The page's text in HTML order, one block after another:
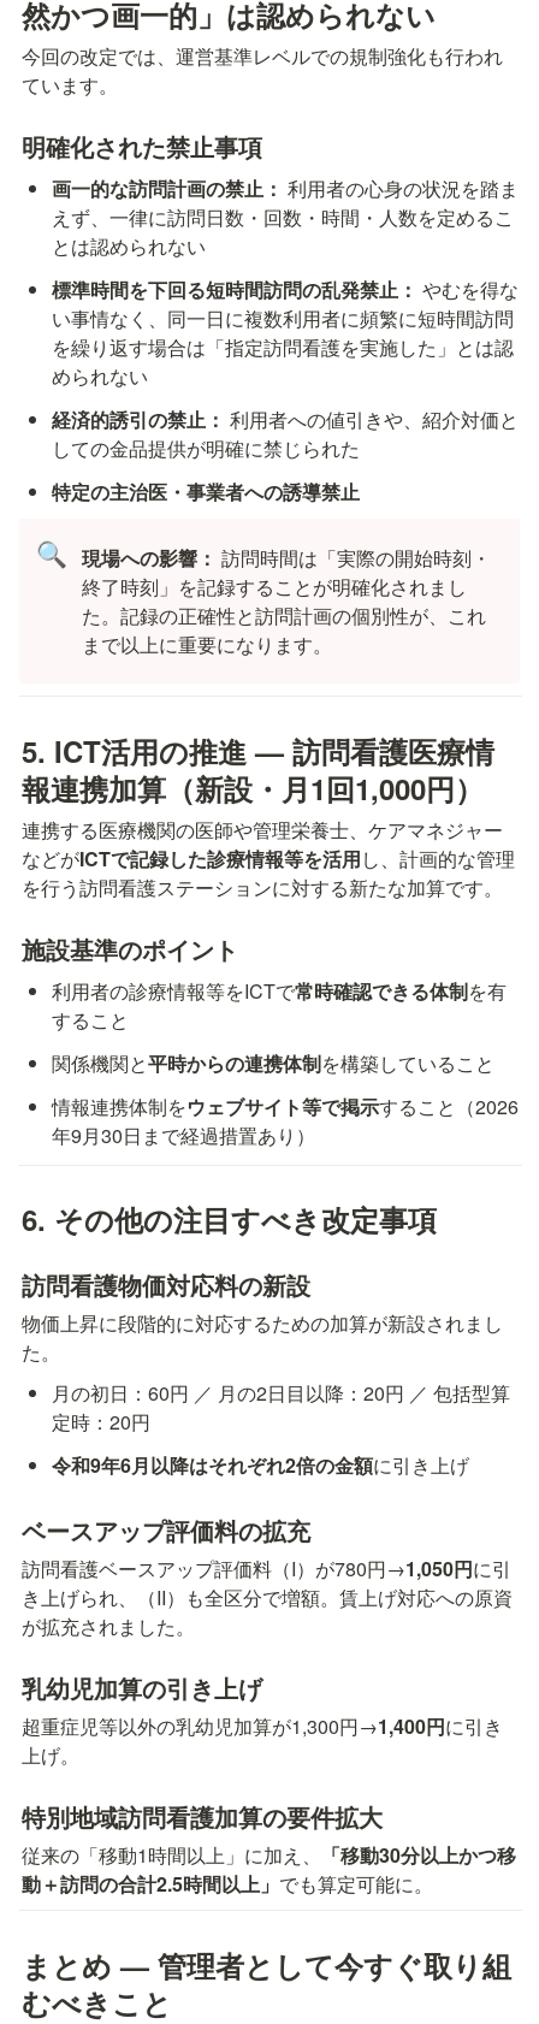
然かつ画一的」は認められない
今回の改定では、運営基準レベルでの規制強化も行われ
ています。
明確化された禁止事項
画一的な訪問計画の禁止： 利用者の心身の状況を踏ま
えず、一律に訪問日数・回数・時間・人数を定めるこ
とは認められない
標準時間を下回る短時間訪問の乱発禁止： やむを得な
い事情なく、同一日に複数利用者に頻繁に短時間訪問
を繰り返す場合は「指定訪問看護を実施した」とは認
められない
経済的誘引の禁止： 利用者への値引きや、紹介対価と
しての金品提供が明確に禁じられた
特定の主治医・事業者への誘導禁止
🔍 現場への影響： 訪問時間は「実際の開始時刻・
終了時刻」を記録することが明確化されまし
た。記録の正確性と訪問計画の個別性が、これ
まで以上に重要になります。
5. ICT活用の推進 — 訪問看護医療情
報連携加算（新設・月1回1,000円）
連携する医療機関の医師や管理栄養士、ケアマネジャー
などがICTで記録した診療情報等を活用し、計画的な管理
を行う訪問看護ステーションに対する新たな加算です。
施設基準のポイント
利用者の診療情報等をICTで常時確認できる体制を有
すること
関係機関と平時からの連携体制を構築していること
情報連携体制をウェブサイト等で掲示すること（2026
年9月30日まで経過措置あり）
6. その他の注目すべき改定事項
訪問看護物価対応料の新設
物価上昇に段階的に対応するための加算が新設されまし
た。
月の初日：60円 ／ 月の2日目以降：20円 ／ 包括型算
定時：20円
令和9年6月以降はそれぞれ2倍の金額に引き上げ
ベースアップ評価料の拡充
訪問看護ベースアップ評価料（I）が780円→1,050円に引
き上げられ、（II）も全区分で増額。賃上げ対応への原資
が拡充されました。
乳幼児加算の引き上げ
超重症児等以外の乳幼児加算が1,300円→1,400円に引き
上げ。
特別地域訪問看護加算の要件拡大
従来の「移動1時間以上」に加え、
「移動30分以上かつ移
動＋訪問の合計2.5時間以上」 でも算定可能に。
まとめ — 管理者として今すぐ取り組
むべきこと